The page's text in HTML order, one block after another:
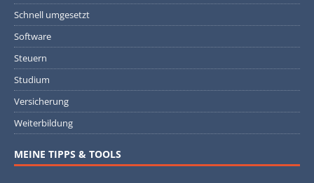
Schnell umgesetzt
Software
Steuern
Studium
Versicherung
Weiterbildung
MEINE TIPPS & TOOLS